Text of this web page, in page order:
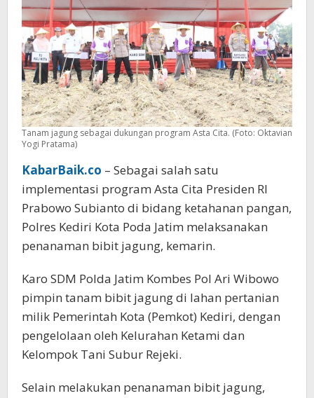
Tanam jagung sebagai dukungan program Asta Cita. (Foto: Oktavian
Yogi Pratama)
KabarBaik.co – Sebagai salah satu
implementasi program Asta Cita Presiden RI
Prabowo Subianto di bidang ketahanan pangan,
Polres Kediri Kota Poda Jatim melaksanakan
penanaman bibit jagung, kemarin.
Karo SDM Polda Jatim Kombes Pol Ari Wibowo
pimpin tanam bibit jagung di lahan pertanian
milik Pemerintah Kota (Pemkot) Kediri, dengan
pengelolaan oleh Kelurahan Ketami dan
Kelompok Tani Subur Rejeki.
Selain melakukan penanaman bibit jagung,